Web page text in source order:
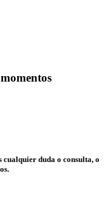
duda o consulta, o